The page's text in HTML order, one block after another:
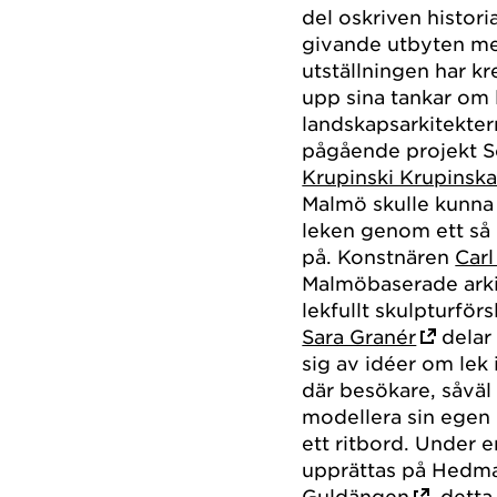
del oskriven
givande utbyten
utställningen har
upp sina tankar
pågående projekt
Krupinski Krupinska
Malmö skulle
leken genom ett så
på. Konstnären
Malmöbaserade
lekfullt
Sara Granér
delar
sig av idéer om lek
där besökare,
modellera sin
ett ritbord. Under
upprättas på